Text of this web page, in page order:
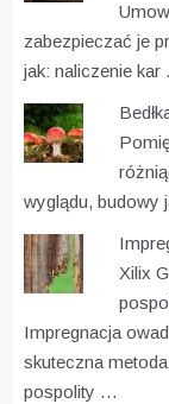
zabezpieczać je
jak: naliczenie
wyglądu, budowy
Xilix
Impregnacja
skuteczna
pospolity …